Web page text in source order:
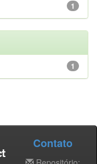
1
1
Contato